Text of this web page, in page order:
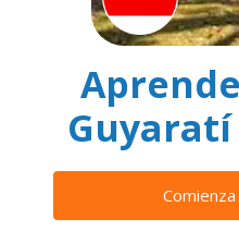
Guyaratí